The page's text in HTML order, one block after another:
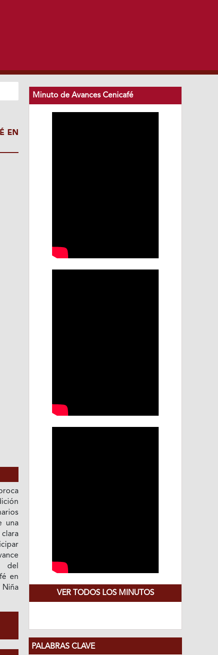
EN
una
del
en
Niña
Minuto de Avances Cenicafé
VER TODOS LOS MINUTOS
PALABRAS CLAVE